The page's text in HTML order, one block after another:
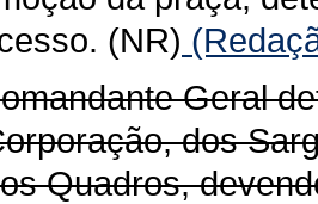
(NR)
Geral
dos
Quadros,